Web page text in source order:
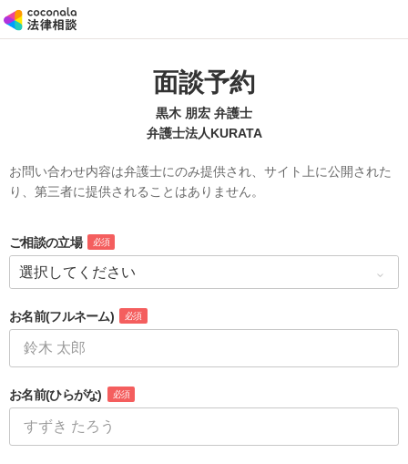
面談予約
黒木 朋宏 弁護士
弁護士法人KURATA
お問い合わせ内容は弁護士にのみ提供され、サイト上に公開された
り、第三者に提供されることはありません。
ご相談の立場 必須
お名前(フルネーム) 必須
お名前(ひらがな) 必須